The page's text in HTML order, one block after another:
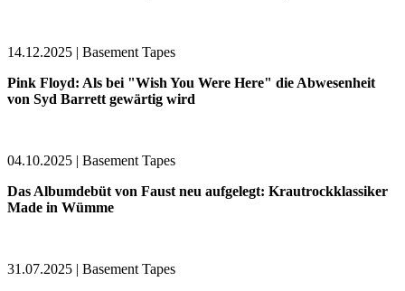
14.12.2025 | Basement Tapes
Pink Floyd: Als bei "Wish You Were Here" die Abwesenheit
von Syd Barrett gewärtig wird
04.10.2025 | Basement Tapes
Das Albumdebüt von Faust neu aufgelegt: Krautrockklassiker
Made in Wümme
31.07.2025 | Basement Tapes